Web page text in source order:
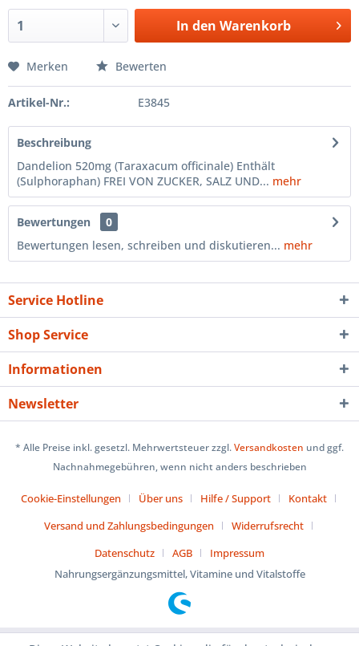
In den Warenkorb
Merken Bewerten
Artikel-Nr.: E3845
Beschreibung
Dandelion 520mg (Taraxacum officinale) Enthält
(Sulphoraphan) FREI VON ZUCKER, SALZ UND... mehr
Bewertungen
0
Bewertungen lesen, schreiben und diskutieren... mehr
Service Hotline
Shop Service
Informationen
Newsletter
* Alle Preise inkl. gesetzl. Mehrwertsteuer zzgl.Versandkosten und ggf.
Nachnahmegebühren, wenn nicht anders beschrieben
Cookie-Einstellungen Über uns Hilfe / Support
Kontakt
Versand und Zahlungsbedingungen
Widerrufsrecht
Datenschutz
AGB
Impressum
Nahrungsergänzungsmittel, Vitamine und Vitalstoffe